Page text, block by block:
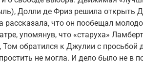
Долли де Фриз решила открыть
рассказала, что он пообещал
упомянув, что «старуха»
Том обратился к Джулии с просьбой
не могла. И дело было не в